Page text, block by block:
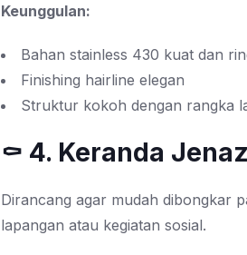
Keunggulan:
Bahan stainless 430 kuat dan
Finishing hairline elegan
Struktur kokoh dengan rangka
⚰️ 4. Keranda
Dirancang agar mudah dibongkar
lapangan atau kegiatan sosial.